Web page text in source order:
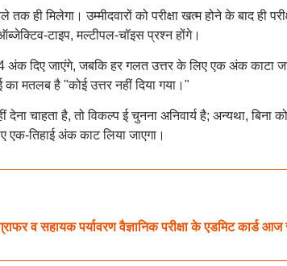
ही मिलेगा। उम्मीदवारों को परीक्षा खत्म होने के बाद ही
टाइप, मल्टीपल-चॉइस प्रश्न होंगे।
4 अंक दिए जाएंगे, जबकि हर गलत उत्तर के लिए एक अंक काटा
मतलब है "कोई उत्तर नहीं दिया गया।"
देना चाहता है, तो विकल्प ई चुनना अनिवार्य है; अन्यथा, बिना
एक-तिहाई अंक काट लिया जाएगा।
व सहायक पर्यावरण वैज्ञानिक परीक्षा के एडमिट कार्ड